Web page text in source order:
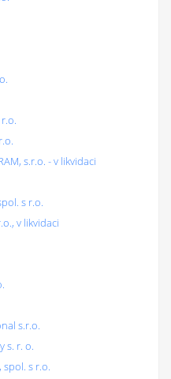
s.r.o. - v likvidaci
s r.o.
v likvidaci
s.r.o.
s. r. o.
spol. s r.o.